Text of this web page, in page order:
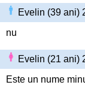
Evelin (39 ani)
nu
Evelin (21 ani)
Este un nume